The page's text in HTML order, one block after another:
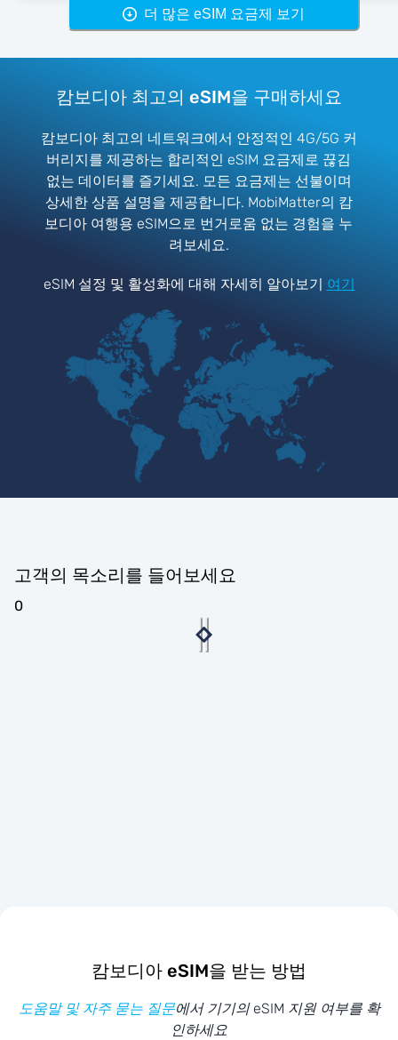
더 많은 eSIM 요금제 보기
캄보디아 최고의 eSIM을 구매하세요
캄보디아 최고의 네트워크에서 안정적인 4G/5G 커
버리지를 제공하는 합리적인 eSIM 요금제로 끊김
없는 데이터를 즐기세요. 모든 요금제는 선불이며
상세한 상품 설명을 제공합니다. MobiMatter의 캄
보디아 여행용 eSIM으로 번거로움 없는 경험을 누
려보세요.
eSIM 설정 및 활성화에 대해 자세히 알아보기 여기
고객의 목소리를 들어보세요
0
캄보디아 eSIM을 받는 방법
도움말 및 자주 묻는 질문에서 기기의 eSIM 지원 여부를 확
인하세요